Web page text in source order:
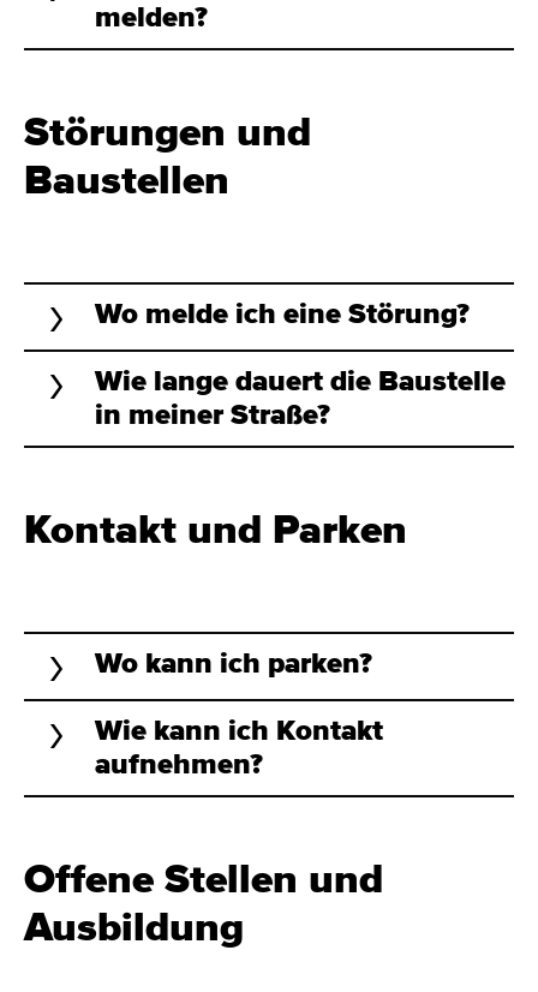
melden?
Störungen und
Baustellen
Wo melde ich eine Störung?
Wie lange dauert die Baustelle
in meiner Straße?
Kontakt und Parken
Wo kann ich parken?
Wie kann ich Kontakt
aufnehmen?
Offene Stellen und
Ausbildung